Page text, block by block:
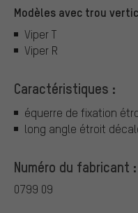
Modèles avec trou
Viper T
Viper R
Caractéristiques :
équerre de fixation
long angle étroit
Numéro du fabricant :
0799 09